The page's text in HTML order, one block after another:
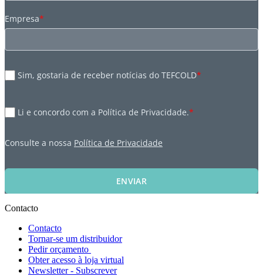
Empresa*
Sim, gostaria de receber notícias do TEFCOLD*
Li e concordo com a Política de Privacidade.*
Consulte a nossa Política de Privacidade
ENVIAR
Contacto
Contacto
Tornar-se um distribuidor
Pedir orçamento
Obter acesso à loja virtual
Newsletter - Subscrever